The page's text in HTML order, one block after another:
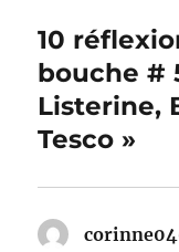
10
bouche #
Listerine,
Tesco »